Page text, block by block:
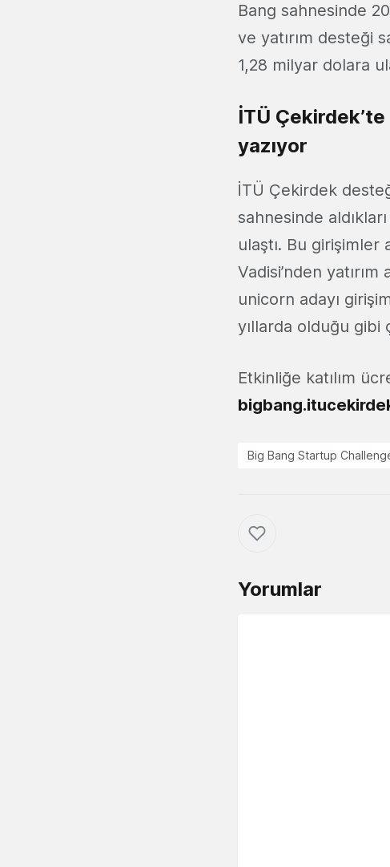
Bang sahnesinde
ve yatırım desteği
1,28 milyar dolara
İTÜ
yazıyor
İTÜ Çekirdek
sahnesinde
ulaştı. Bu girişimler
Vadisi’nden
unicorn adayı
yıllarda olduğu gibi
Etkinliğe katılım
Big Bang Startup
Yorumlar